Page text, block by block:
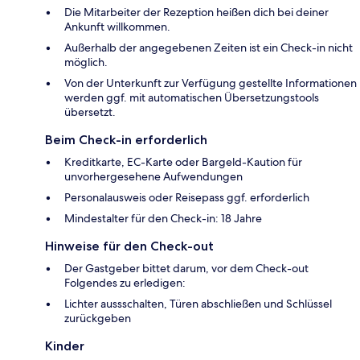
Die Mitarbeiter der Rezeption heißen dich bei deiner
Ankunft willkommen.
Außerhalb der angegebenen Zeiten ist ein Check-in nicht
möglich.
Von der Unterkunft zur Verfügung gestellte Informationen
werden ggf. mit automatischen Übersetzungstools
übersetzt.
Beim Check-in erforderlich
Kreditkarte, EC-Karte oder Bargeld-Kaution für
unvorhergesehene Aufwendungen
Personalausweis oder Reisepass ggf. erforderlich
Mindestalter für den Check-in: 18 Jahre
Hinweise für den Check-out
Der Gastgeber bittet darum, vor dem Check-out
Folgendes zu erledigen:
Lichter aussschalten, Türen abschließen und Schlüssel
zurückgeben
Kinder